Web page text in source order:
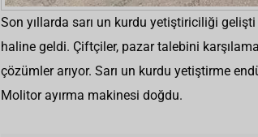
Son yıllarda sarı un kurdu yetiştiriciliği
haline geldi. Çiftçiler, pazar talebini
çözümler arıyor. Sarı un kurdu yetiştirme
Molitor ayırma makinesi doğdu.